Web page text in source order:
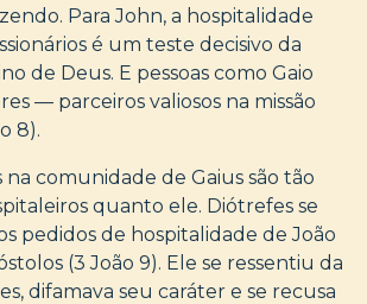
Para John, a hospitalidade
é um teste decisivo da
de Deus. E pessoas como Gaio
— parceiros valiosos na missão
8).
na comunidade de Gaius são tão
quanto ele. Diótrefes se
pedidos de hospitalidade de João
(3 João 9). Ele se ressentiu da
difamava seu caráter e se recusa